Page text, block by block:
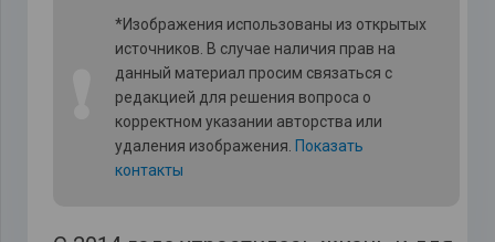
*Изображения использованы из открытых
источников. В случае наличия прав на
данный материал просим связаться с
редакцией для решения вопроса о
корректном указании авторства или
удаления изображения. Показать
контакты